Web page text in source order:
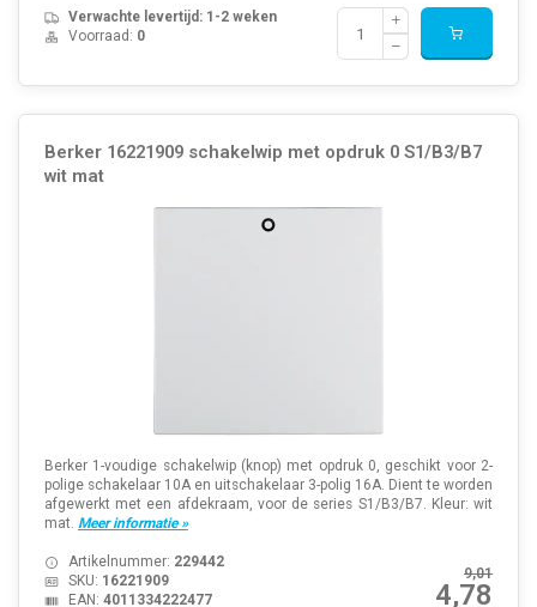
Verwachte levertijd: 1-2 weken
Voorraad: 0
Berker 16221909 schakelwip met opdruk 0 S1/B3/B7
wit mat
Berker 1-voudige schakelwip (knop) met opdruk 0, geschikt voor 2-
polige schakelaar 10A en uitschakelaar 3-polig 16A. Dient te worden
afgewerkt met een afdekraam, voor de series S1/B3/B7. Kleur: wit
mat. Meer informatie »
9,01
4,78
Artikelnummer: 229442
SKU: 16221909
EAN: 4011334222477